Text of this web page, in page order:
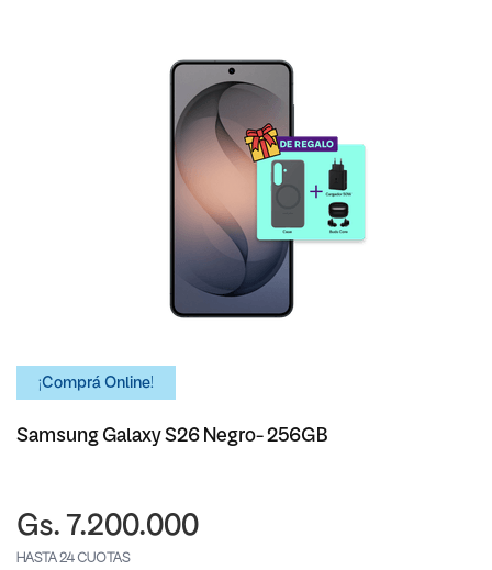
¡Comprá Online!
Samsung Galaxy S26 Negro- 256GB
Gs. 7.200.000
HASTA 24 CUOTAS